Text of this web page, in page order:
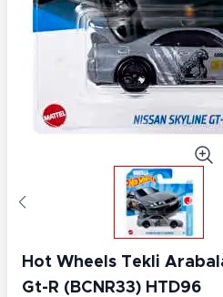
Hot Wheels Tekli
Gt-R (BCNR33) HTD96